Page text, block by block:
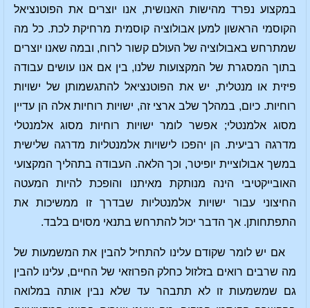
במקצוע נפרד מהישות האנושית, אנו יוצרים את הפוטנציאל
הקוסמי הראשון למען אבולוציה קוסמית מרחיקת לכת. כל מה
שמתרחש באבולוציה של העולם קשור לרוח, ובמה שאנו יוצרים
בתוך המסגרת של המקצועות שלנו, בין אם אנו עושים עבודה
פיזית או מנטלית, יש את הפוטנציאל להתגשמותן של ישויות
רוחיות. כיום, במהלך שלב ארצי זה, ישויות רוחיות אלה הן עדיין
מסוג אלמנטלי; אפשר לומר ישויות רוחיות מסוג אלמנטלי
מדרגה רביעית. הן יהפכו לישויות אלמנטליות מדרגה שלישית
במשך אבולוציית יופיטר, וכך הלאה. העבודה בתהליך המקצועי
האובייקטיבי הינה מנותקת מאיתנו והופכת להיות המעטה
החיצוני עבור ישויות אלמנטליות שבדרך זו ממשיכות את
התפתחותן. אך הדבר יכול להתרחש בתנאי מסוים בלבד.
אם יש לומר שקודם עלינו להתחיל להבין את המשמעות של
מה שרבים רואים בזלזול כחלק הפרוזאי של החיים, עלינו להבין
גם שמשמעות זו לא תתבהר עד שלא נבין אותה במלואה